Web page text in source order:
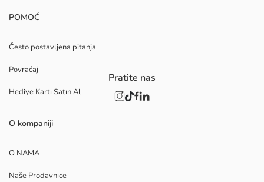
POMOĆ
Često postavljena pitanja
Povraćaj
Hediye Kartı Satın Al
O kompaniji
O NAMA
Naše Prodavnice
Pratite nas